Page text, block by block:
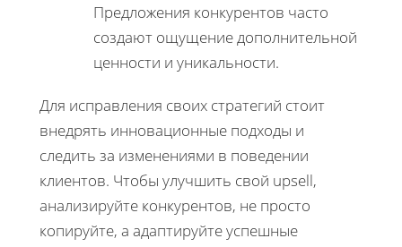
Предложения конкурентов часто
создают ощущение дополнительной
ценности и уникальности.
Для исправления своих стратегий стоит
внедрять инновационные подходы и
следить за изменениями в поведении
клиентов. Чтобы улучшить свой upsell,
анализируйте конкурентов, не просто
копируйте, а адаптируйте успешные